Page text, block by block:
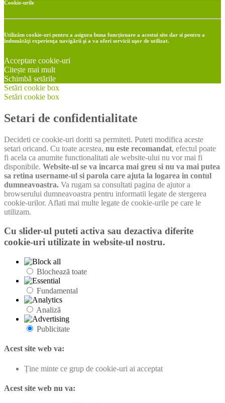
Cookie-urile
Utilizăm cookie-uri pentru a asigura buna funcționare a acestui site dar si pentru a
îmbunătăţi experienţa navigării şi a va oferi servicii uşor de utilizat.
Acceptare cookie-uri
Citește mai mult
Schimbă setările
Setări cookie box
Setări cookie box
Setari de confidentialitate
Decideti ce cookie-uri doriti sa permiteti. Puteti modifica aceste
setari oricand. Cu toate acestea, nu este recomandat, efectul poate
fi acela ca anumite functionalitati ale website-ului nu vor mai fi
disponibile. Website-ul se va incarca mai greu si nu va mai putea
sa retina username-ul si parola care ajuta la logarea in contul
dumneavoastra. Va rugam sa consultati pagina de ajutor a
browserului dumneavoastra pentru informatii legate de stergerea
cookie-urilor. Aflati mai multe legate de cookie-urile pe care le
utilizam.
Cu slider-ul puteti activa sau dezactiva diferite
cookie-uri utilizate in website-ul nostru.
Blochează toate
Fundamental
Analiză
Publicitate
Acest site web va:
Ține minte ce grup de cookie-uri ai acceptat
Acest site web nu va: